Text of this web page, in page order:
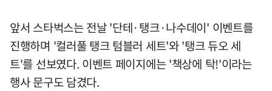
앞서 스타벅스는 전날 '단테·탱크·나수데이' 이벤트를
진행하며 '컬러풀 탱크 텀블러 세트'와 '탱크 듀오 세
트'를 선보였다. 이벤트 페이지에는 '책상에 탁!'이라는
행사 문구도 담겼다.